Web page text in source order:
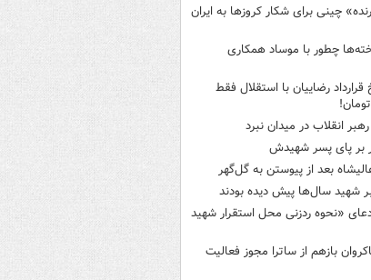
چینی برای شکار کروزها به ایران
چطور با موساد همکاری
رضاییان با استقلال فقط
رهبر انقلاب در میدان نبرد
بر پای پسر شهیدش
بعد از پیوستن به گل‌گهر
شهید سال‌ها پیش دیده بودند
«نحوه ردزنی محل استقرار شهید
بازهم از ساترا مجوز فعالیت